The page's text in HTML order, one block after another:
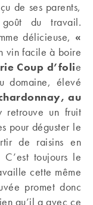
de ses parents,
du travail.
délicieuse, «
vin facile à boire
Coup d’folie
domaine, élevé
au
retrouve un fruit
pour déguster le
de raisins en
toujours le
cette même
promet donc
qu’il a avec ce